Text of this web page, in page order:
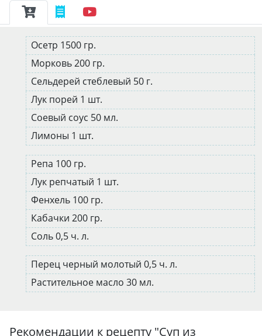
Осетр 1500 гр.
Морковь 200 гр.
Сельдерей стеблевый 50 г.
Лук порей 1 шт.
Соевый соус 50 мл.
Лимоны 1 шт.
Репа 100 гр.
Лук репчатый 1 шт.
Фенхель 100 гр.
Кабачки 200 гр.
Соль 0,5 ч. л.
Перец черный молотый 0,5 ч. л.
Растительное масло 30 мл.
Рекомендации к рецепту "Суп из